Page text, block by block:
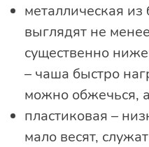
металлическая
выглядят не
существенно
– чаша быстро
можно обжечься,
пластиковая –
мало весят,